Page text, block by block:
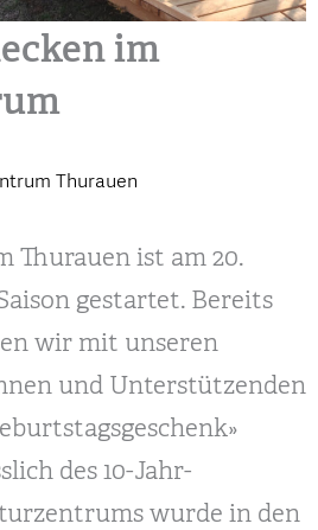
im
Thurauen
Thurauen ist am 20.
gestartet. Bereits
wir mit unseren
und Unterstützenden
des 10-Jahr-
wurde in den